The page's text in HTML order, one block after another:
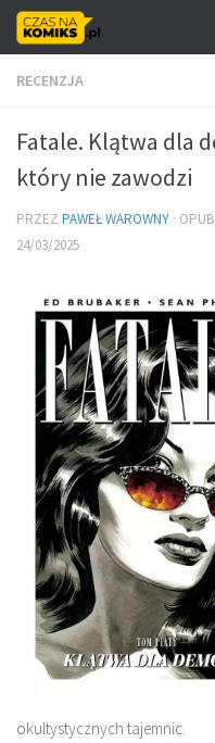
Skip to content
RECENZJA
Fatale. Klątwa dla
który nie zawodzi
PRZEZ PAWEŁ WAROWNY ·
24/03/2025
okultystycznych tajemnic.